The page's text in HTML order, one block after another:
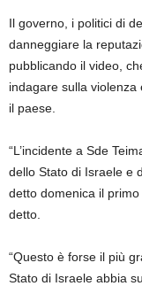
Il governo, i politici di
danneggiare la
pubblicando il video,
indagare sulla
il paese.
“L’incidente a Sde
dello Stato di Israele e
detto domenica il
detto.
“Questo è forse il più
Stato di Israele abbia